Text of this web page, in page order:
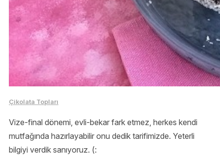
Çikolata Topları
Vize-final dönemi, evli-bekar fark etmez, herkes kendi
mutfağında hazırlayabilir onu dedik tarifimizde. Yeterli
bilgiyi verdik sanıyoruz. (: